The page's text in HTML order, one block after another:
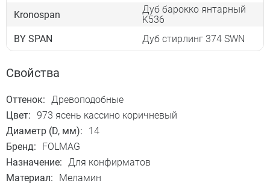
Kronospan
Дуб барокко янтарный
K536
BY SPAN
Дуб стирлинг 374 SWN
Свойства
Оттенок: Древоподобные
Цвет: 973 ясень кассино коричневый
Диаметр (D, мм):
14
Бренд:
FOLMAG
Назначение: Для конфирматов
Материал:
Меламин